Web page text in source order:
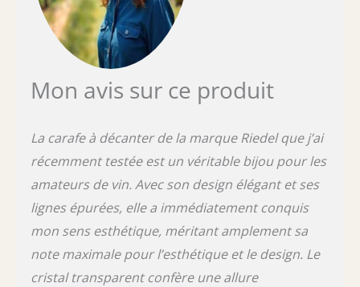
Mon avis sur ce produit
La carafe à décanter de la marque Riedel que j’ai
récemment testée est un véritable bijou pour les
amateurs de vin. Avec son design élégant et ses
lignes épurées, elle a immédiatement conquis
mon sens esthétique, méritant amplement sa
note maximale pour l’esthétique et le design. Le
cristal transparent confère une allure